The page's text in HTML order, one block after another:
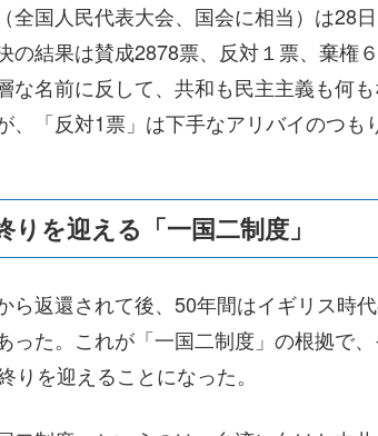
全国人民代表大会、国会に相当）は28
の結果は賛成2878票、反対１票、棄権
な名前に反して、共和も民主主義も何
、「反対1票」は下手なアリバイのつも
りを迎える「一国二制度」
ら返還されて後、50年間はイギリス時
った。これが「一国二制度」の根拠で
りを迎えることになった。